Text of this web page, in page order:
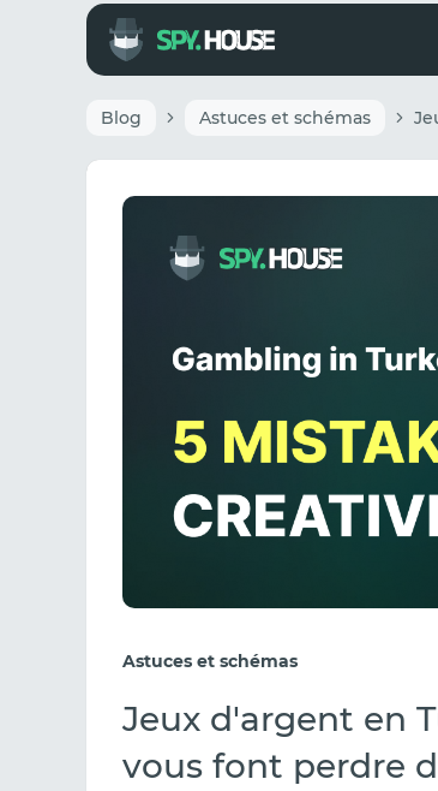
Blog Astuces et schémas
Astuces et schémas
Jeux d'argent en
vous font perdre